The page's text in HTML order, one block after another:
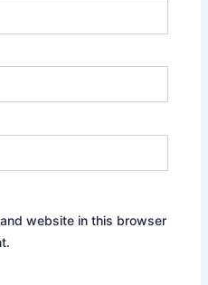
website in this browser